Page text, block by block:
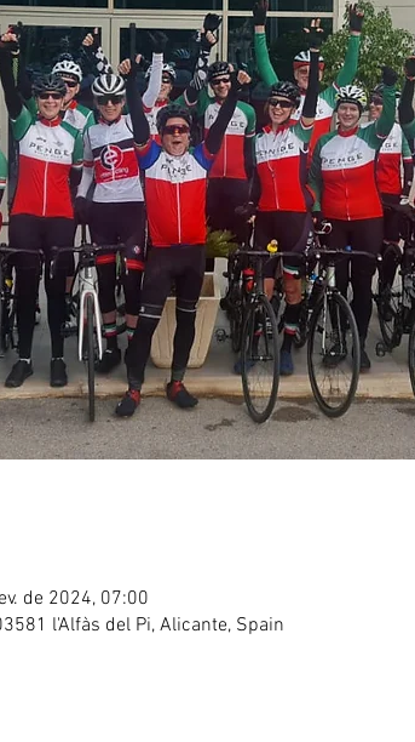
de 2024, 07:00
l'Alfàs del Pi, Alicante, Spain